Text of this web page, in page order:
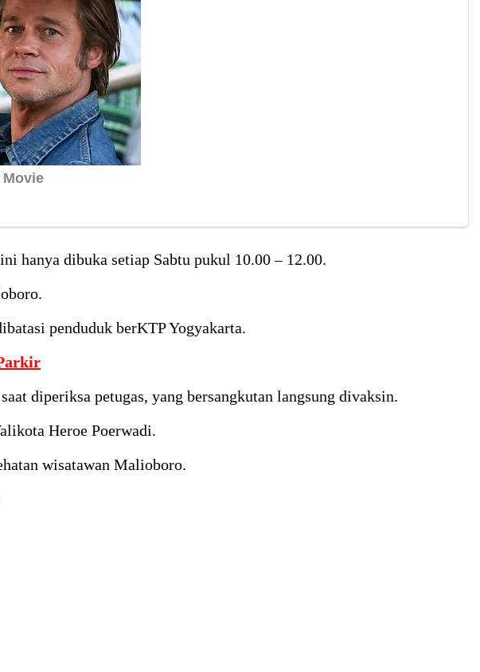
hanya dibuka setiap Sabtu pukul 10.00 – 12.00.
penduduk berKTP Yogyakarta.
diperiksa petugas, yang bersangkutan langsung divaksin.
Heroe Poerwadi.
wisatawan Malioboro.